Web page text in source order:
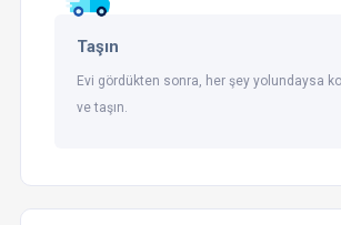
Taşın
Evi gördükten sonra, her şey yolundaysa
ve taşın.